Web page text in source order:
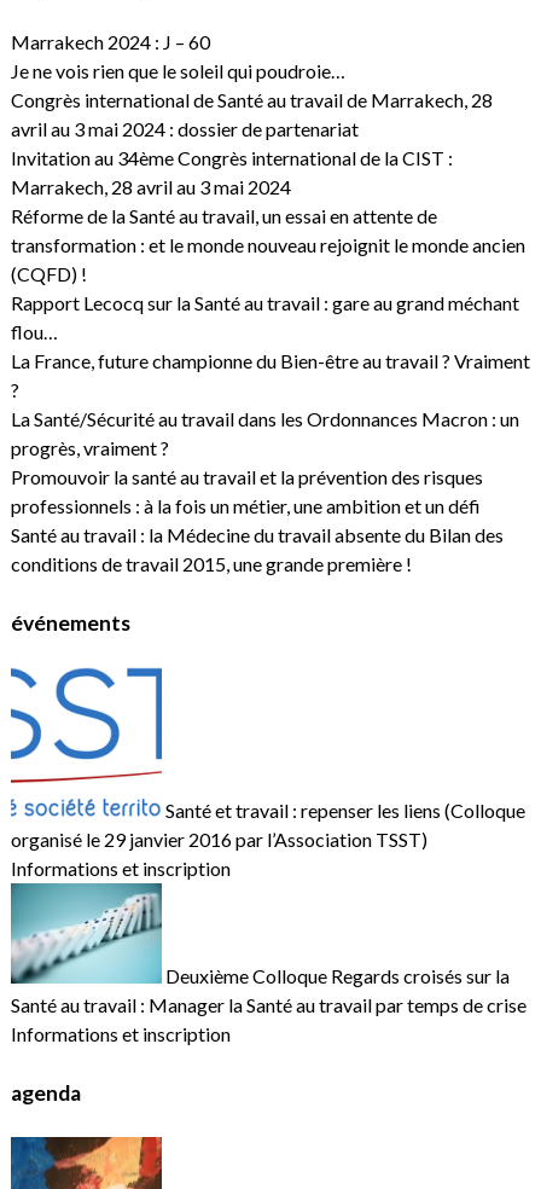
Marrakech 2024 : J – 60
Je ne vois rien que le soleil qui poudroie…
Congrès international de Santé au travail de Marrakech, 28
avril au 3 mai 2024 : dossier de partenariat
Invitation au 34ème Congrès international de la CIST :
Marrakech, 28 avril au 3 mai 2024
Réforme de la Santé au travail, un essai en attente de
transformation : et le monde nouveau rejoignit le monde ancien
(CQFD) !
Rapport Lecocq sur la Santé au travail : gare au grand méchant
flou…
La France, future championne du Bien-être au travail ? Vraiment
?
La Santé/Sécurité au travail dans les Ordonnances Macron : un
progrès, vraiment ?
Promouvoir la santé au travail et la prévention des risques
professionnels : à la fois un métier, une ambition et un défi
Santé au travail : la Médecine du travail absente du Bilan des
conditions de travail 2015, une grande première !
événements
Santé et travail : repenser les liens (Colloque
organisé le 29 janvier 2016 par l’Association TSST)
Informations et inscription
Deuxième Colloque Regards croisés sur la
Santé au travail : Manager la Santé au travail par temps de crise
Informations et inscription
agenda